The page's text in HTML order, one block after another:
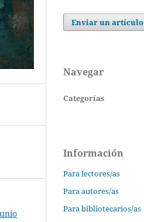
Enviar un artículo
Navegar
Categorías
Información
Para lectores/as
Para autores/as
Para bibliotecarios/as